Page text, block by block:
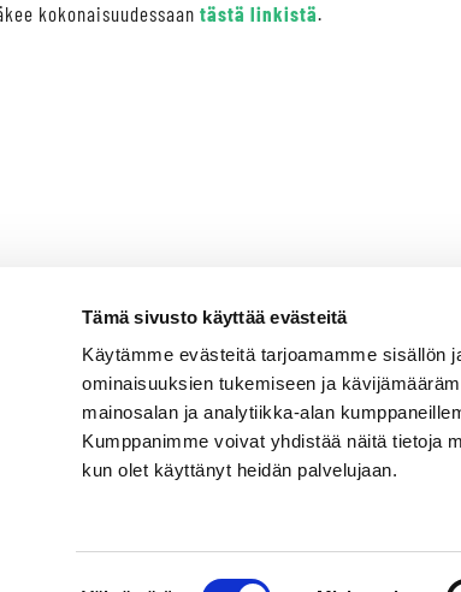
Tämä sivusto käyttää evästeitä
Käytämme evästeitä tarjoamamme sisällön
ominaisuuksien tukemiseen ja
mainosalan ja analytiikka-alan
Kumppanimme voivat yhdistää näitä tietoja
kun olet käyttänyt heidän palvelujaan.
kokonaisuudessaan tästä linkistä.
VERMON